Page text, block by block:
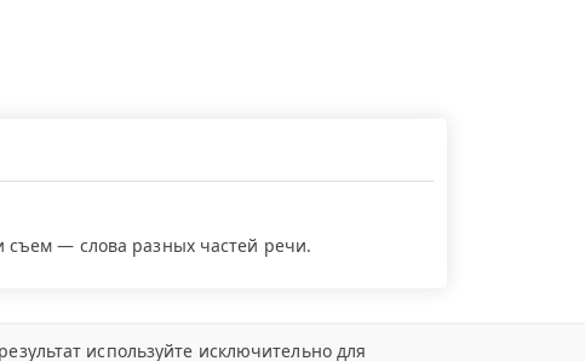
съем — слова разных частей речи.
используйте исключительно для